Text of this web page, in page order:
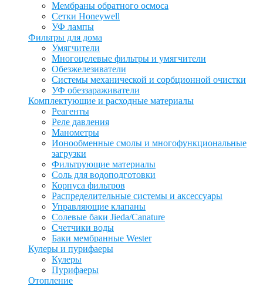
Мембраны обратного осмоса
Сетки Honeywell
УФ лампы
Фильтры для дома
Умягчители
Многоцелевые фильтры и умягчители
Обезжелезиватели
Системы механической и сорбционной очистки
УФ обеззараживатели
Комплектующие и расходные материалы
Реагенты
Реле давления
Манометры
Ионообменные смолы и многофункциональные
загрузки
Фильтрующие материалы
Соль для водоподготовки
Корпуса фильтров
Распределительные системы и аксессуары
Управляющие клапаны
Солевые баки Jieda/Canature
Счетчики воды
Баки мембранные Wester
Кулеры и пурифаеры
Кулеры
Пурифаеры
Отопление